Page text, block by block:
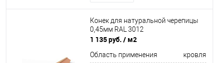
Конек для натуральной черепицы
0,45мм RAL 3012
1 135 руб. / м2
Область применения кровля